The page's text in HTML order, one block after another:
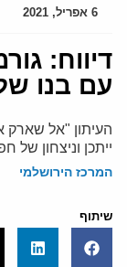
6 אפריל, 2021
דיווח:
עם בנו
העיתון "אל שארק
ייתכן וניצחון של
המרכז הירושלמי
שיתוף